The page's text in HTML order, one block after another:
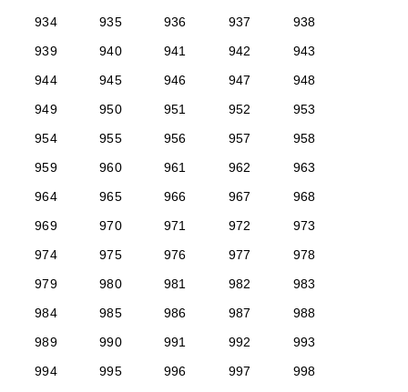
934 935 936 937
938
939
940 941 942
943
944
945 946 947
948
949
950 951 952
953
954
955 956 957
958
959
960 961 962
963
964
965 966 967
968
969
970 971 972
973
974
975 976 977
978
979
980 981 982
983
984
985 986 987
988
989
990 991 992
993
994
995 996 997
998